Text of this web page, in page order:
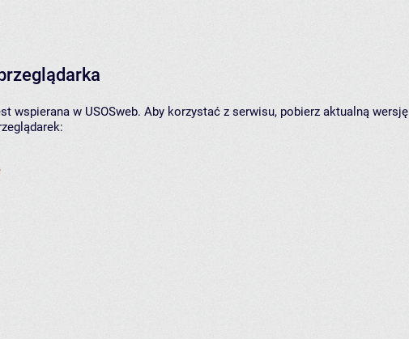
wspierana w USOSweb. Aby korzystać z serwisu, pobierz aktualną wersję